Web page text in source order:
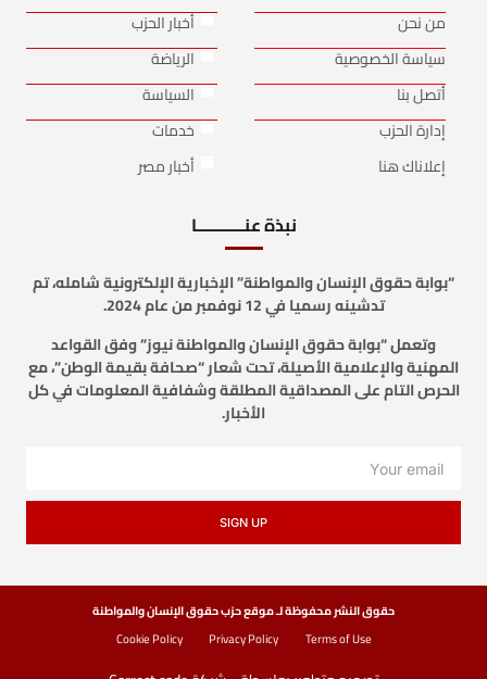
من نحن
سياسة الخصوصية
أتصل بنا
إدارة الحزب
إعلاناك هنا
أخبار الحزب
الرياضة
السياسة
خدمات
أخبار مصر
نبذة عنـــــــــــا
“بوابة حقوق الإنسان والمواطنة” الإخبارية الإلكترونية شامله، تم
تدشينه رسميا في 12 نوفمبر من عام 2024.
وتعمل “بوابة حقوق الإنسان والمواطنة نيوز” وفق القواعد
المهنية والإعلامية الأصيلة، تحت شعار “صحافة بقيمة الوطن”، مع
الحرص التام على المصداقية المطلقة وشفافية المعلومات في كل
الأخبار.
SIGN UP
حقوق النشر محفوظة لـ موقع حزب حقوق الإنسان والمواطنة
Terms of Use
Privacy Policy
Cookie Policy